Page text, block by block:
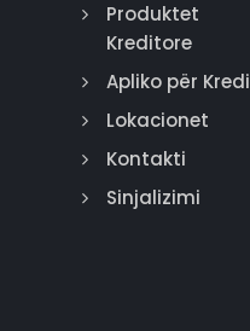
Produktet
Kreditore
Apliko për Kredi
Lokacionet
Kontakti
Sinjalizimi